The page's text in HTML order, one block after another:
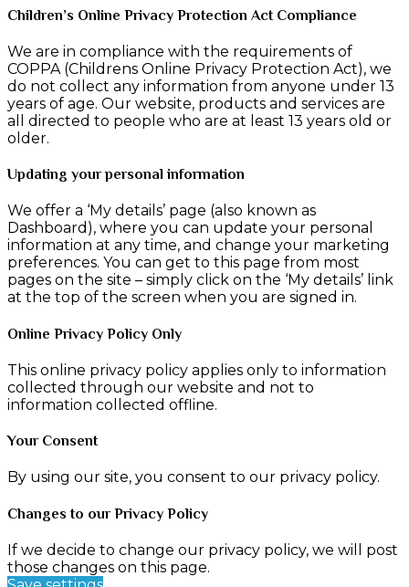
Children’s Online Privacy Protection Act Compliance
We are in compliance with the requirements of
COPPA (Childrens Online Privacy Protection Act), we
do not collect any information from anyone under 13
years of age. Our website, products and services are
all directed to people who are at least 13 years old or
older.
Updating your personal information
We offer a ‘My details’ page (also known as
Dashboard), where you can update your personal
information at any time, and change your marketing
preferences. You can get to this page from most
pages on the site – simply click on the ‘My details’ link
at the top of the screen when you are signed in.
Online Privacy Policy Only
This online privacy policy applies only to information
collected through our website and not to
information collected offline.
Your Consent
By using our site, you consent to our privacy policy.
Changes to our Privacy Policy
If we decide to change our privacy policy, we will post
those changes on this page.